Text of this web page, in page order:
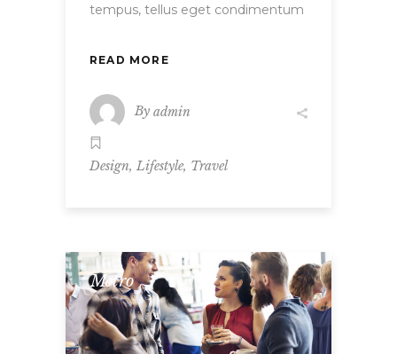
tempus, tellus eget condimentum
READ MORE
By admin
Design,Lifestyle, Travel
Metro